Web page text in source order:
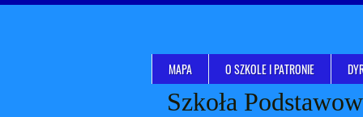
Szkoła
MAPA O SZKOLE I PATRONIE